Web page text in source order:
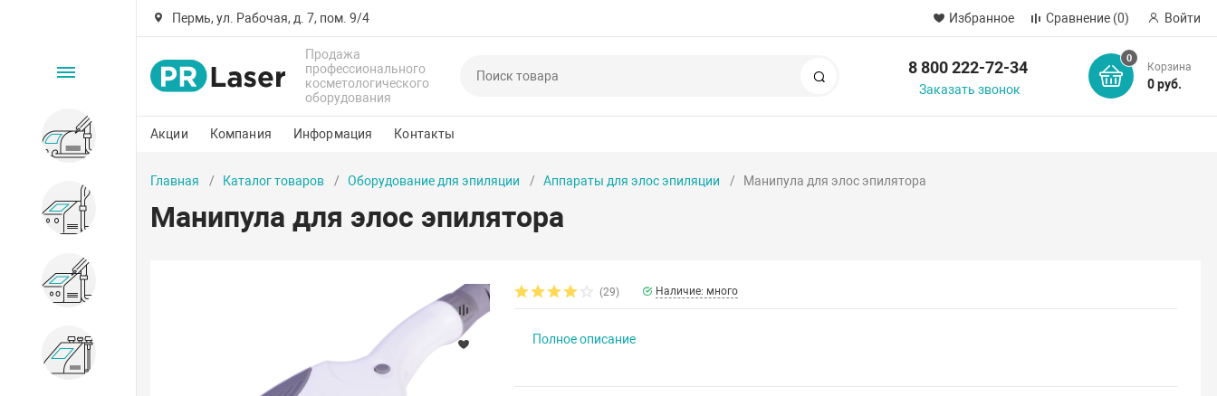
Пермь, ул. Рабочая, д. 7, пом. 9/4 Избранное Сравнение (0) Войти
Продажа
профессионального
косметологического
оборудования
8 800 222-72-34
Заказать звонок
0
Корзина
0 руб.
Акции Компания Информация Контакты
Каталог
Для удаления пигмента
Для эпиляции
Главная Каталог товаров Оборудование для эпиляции Аппараты для элос эпиляции Манипула для элос эпилятора
Манипула для элос эпилятора
(29) Наличие: много
Полное описание